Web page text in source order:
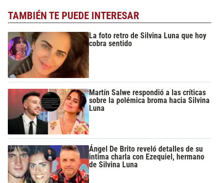
TAMBIÉN TE PUEDE INTERESAR
La foto retro de Silvina Luna que hoy
cobra sentido
Martín Salwe respondió a las críticas
sobre la polémica broma hacia Silvina
Luna
Ángel De Brito reveló detalles de su
intima charla con Ezequiel, hermano
de Silvina Luna